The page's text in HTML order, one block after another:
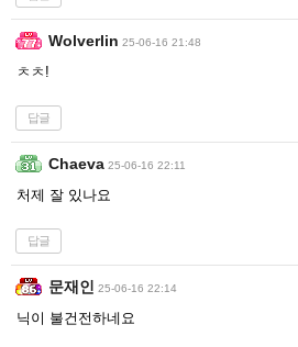
Wolverlin 25-06-16 21:48
ㅊㅊ!
답글
Chaeva 25-06-16 22:11
처제 잘 있나요
답글
문재인 25-06-16 22:14
닉이 불건전하네요